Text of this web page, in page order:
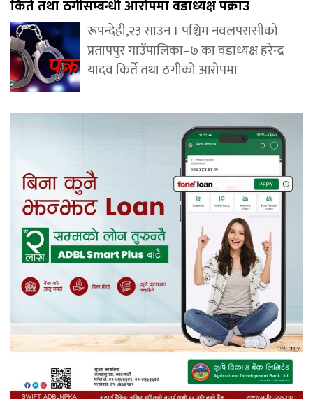
किर्ते तथा ठगीसम्बन्धी आरोपमा वडाध्यक्ष पक्राउ
रूपन्देही,२३ साउन । पश्चिम नवलपरासीको
प्रतापपुर गाउँपालिका–७ का वडाध्यक्ष हरेन्द्र
यादव किर्ते तथा ठगीको आरोपमा